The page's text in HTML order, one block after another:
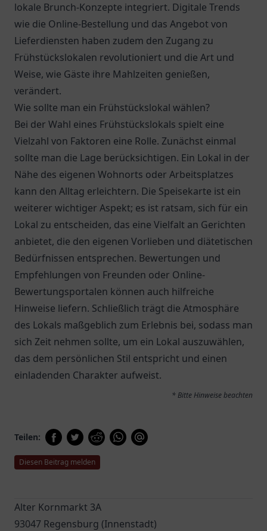
lokale Brunch-Konzepte integriert. Digitale Trends
wie die Online-Bestellung und das Angebot von
Lieferdiensten haben zudem den Zugang zu
Frühstückslokalen revolutioniert und die Art und
Weise, wie Gäste ihre Mahlzeiten genießen,
verändert.
Wie sollte man ein Frühstückslokal wählen?
Bei der Wahl eines Frühstückslokals spielt eine
Vielzahl von Faktoren eine Rolle. Zunächst einmal
sollte man die Lage berücksichtigen. Ein Lokal in der
Nähe des eigenen Wohnorts oder Arbeitsplatzes
kann den Alltag erleichtern. Die Speisekarte ist ein
weiterer wichtiger Aspekt; es ist ratsam, sich für ein
Lokal zu entscheiden, das eine Vielfalt an Gerichten
anbietet, die den eigenen Vorlieben und diätetischen
Bedürfnissen entsprechen. Bewertungen und
Empfehlungen von Freunden oder Online-
Bewertungsportalen können auch hilfreiche
Hinweise liefern. Schließlich trägt die Atmosphäre
des Lokals maßgeblich zum Erlebnis bei, sodass man
sich Zeit nehmen sollte, um ein Lokal auszuwählen,
das dem persönlichen Stil entspricht und einen
einladenden Charakter aufweist.
* Bitte Hinweise beachten
Teilen:
Diesen Beitrag melden
Alter Kornmarkt 3A
93047 Regensburg (Innenstadt)